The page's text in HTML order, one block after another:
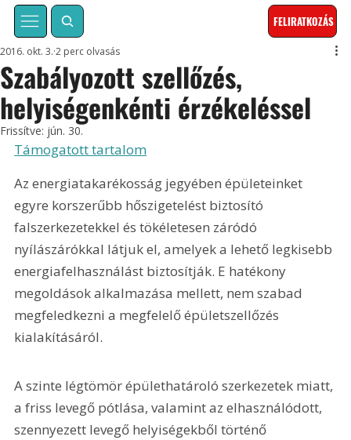
FELIRATKOZÁS
Szabályozott szellőzés,
helyiségenkénti érzékeléssel
2016. okt. 3. 2 perc olvasás
Frissítve: jún. 30.
Támogatott tartalom
Az energiatakarékosság jegyében épületeinket
egyre korszerűbb hőszigetelést biztosító
falszerkezetekkel és tökéletesen záródó
nyílászárókkal látjuk el, amelyek a lehető legkisebb
energiafelhasználást biztosítják. E hatékony
megoldások alkalmazása mellett, nem szabad
megfeledkezni a megfelelő épületszellőzés
kialakításáról.
A szinte légtömör épülethatároló szerkezetek miatt,
a friss levegő pótlása, valamint az elhasználódott,
szennyezett levegő helyiségekből történő